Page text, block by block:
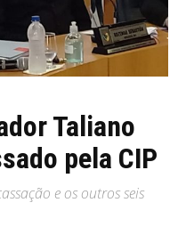
Taliano
pela CIP
e os outros seis